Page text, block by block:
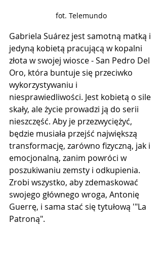
fot. Telemundo
Gabriela Suárez jest samotną matką i
jedyną kobietą pracującą w kopalni
złota w swojej wiosce - San Pedro Del
Oro, która buntuje się przeciwko
wykorzystywaniu i
niesprawiedliwości. Jest kobietą o sile
skały, ale życie prowadzi ją do serii
nieszczęść. Aby je przezwyciężyć,
będzie musiała przejść największą
transformację, zarówno fizyczną, jak i
emocjonalną, zanim powróci w
poszukiwaniu zemsty i odkupienia.
Zrobi wszystko, aby zdemaskować
swojego głównego wroga, Antonię
Guerrę, i sama stać się tytułową '"La
Patroną".